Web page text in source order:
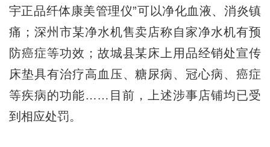
宇正品纤体康美管理仪”可以净化血液、消炎镇
痛；深州市某净水机售卖店称自家净水机有预
防癌症等功效；故城县某床上用品经销处宣传
床垫具有治疗高血压、糖尿病、冠心病、癌症
等疾病的功能……目前，上述涉事店铺均已受
到相应处罚。